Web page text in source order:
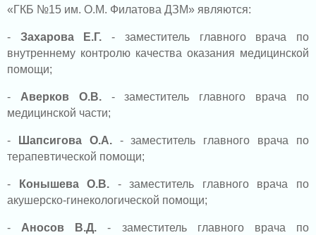
«ГКБ №15 им. О.М. Филатова ДЗМ» являются:
- Захарова Е.Г.- заместитель главного врача по
внутреннему контролю качества оказания медицинской
помощи;
- Аверков О.В. -
заместитель главного врача по
медицинской части;
- Шапсигова О.А.- заместитель главного врача по
терапевтической помощи;
- Конышева О.В. - заместитель главного врача по
акушерско-гинекологической помощи;
- Аносов В.Д.- заместитель главного врача по